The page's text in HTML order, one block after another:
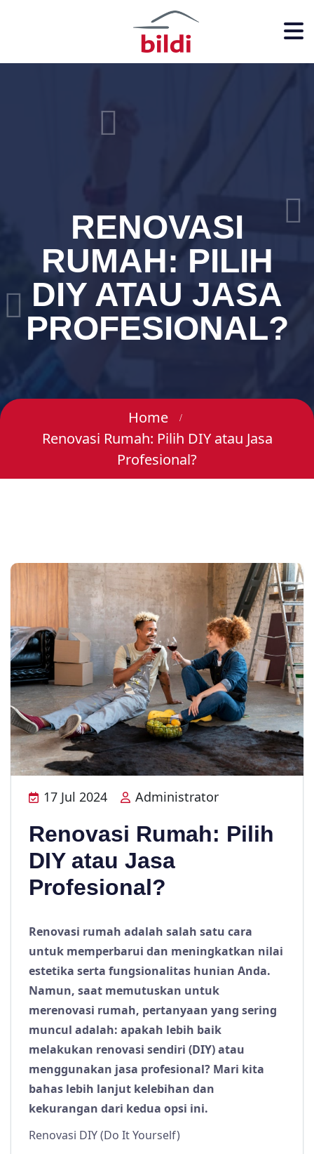
RENOVASI
RUMAH: PILIH
DIY ATAU JASA
PROFESIONAL?
Home
Renovasi Rumah: Pilih DIY atau Jasa
Profesional?
17 Jul 2024 Administrator
Renovasi Rumah: Pilih
DIY atau Jasa
Profesional?
Renovasi rumah adalah salah satu cara
untuk memperbarui dan meningkatkan nilai
estetika serta fungsionalitas hunian Anda.
Namun, saat memutuskan untuk
merenovasi rumah, pertanyaan yang sering
muncul adalah: apakah lebih baik
melakukan renovasi sendiri (DIY) atau
menggunakan jasa profesional? Mari kita
bahas lebih lanjut kelebihan dan
kekurangan dari kedua opsi ini.
Renovasi DIY (Do It Yourself)